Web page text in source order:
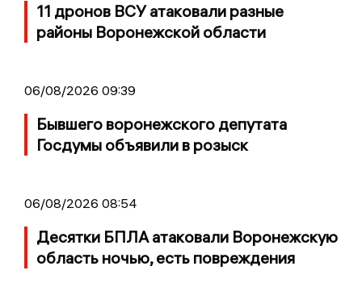
11 дронов ВСУ атаковали разные
районы Воронежской области
06/08/2026 09:39
Бывшего воронежского депутата
Госдумы объявили в розыск
06/08/2026 08:54
Десятки БПЛА атаковали Воронежскую
область ночью, есть повреждения